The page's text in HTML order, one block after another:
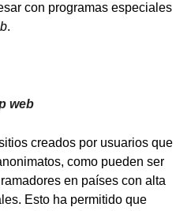
con programas especiales
.
web
creados por usuarios que
como pueden ser
en países con alta
Esto ha permitido que